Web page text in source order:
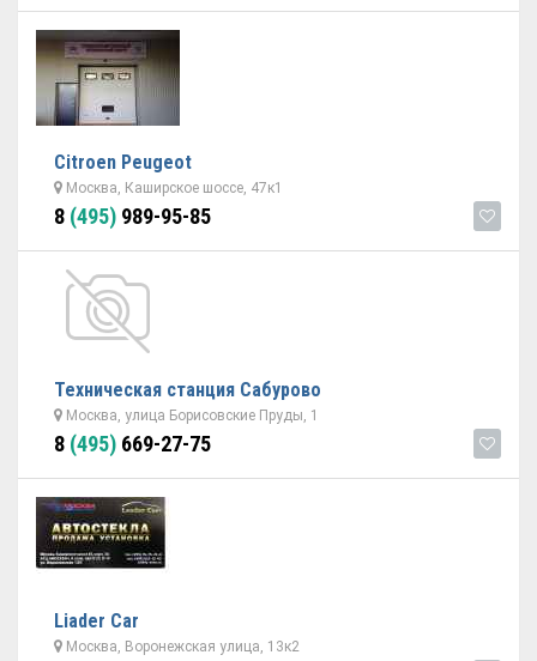
Citroen Peugeot
Москва, Каширское шоссе, 47к1
8 (495) 989-95-85
Техническая станция Сабурово
Москва, улица Борисовские Пруды, 1
8 (495) 669-27-75
Liader Car
Москва, Воронежская улица, 13к2